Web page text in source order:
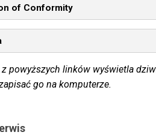
of Conformity
powyższych linków wyświetla
go na komputerze.